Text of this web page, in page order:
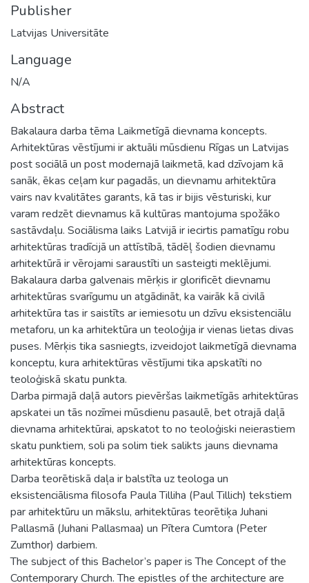
Publisher
Latvijas Universitāte
Language
N/A
Abstract
Bakalaura darba tēma Laikmetīgā dievnama koncepts.
Arhitektūras vēstījumi ir aktuāli mūsdienu Rīgas un Latvijas
post sociālā un post modernajā laikmetā, kad dzīvojam kā
sanāk, ēkas ceļam kur pagadās, un dievnamu arhitektūra
vairs nav kvalitātes garants, kā tas ir bijis vēsturiski, kur
varam redzēt dievnamus kā kultūras mantojuma spožāko
sastāvdaļu. Sociālisma laiks Latvijā ir iecirtis pamatīgu robu
arhitektūras tradīcijā un attīstībā, tādēļ šodien dievnamu
arhitektūrā ir vērojami saraustīti un sasteigti meklējumi.
Bakalaura darba galvenais mērķis ir glorificēt dievnamu
arhitektūras svarīgumu un atgādināt, ka vairāk kā civilā
arhitektūra tas ir saistīts ar iemiesotu un dzīvu eksistenciālu
metaforu, un ka arhitektūra un teoloģija ir vienas lietas divas
puses. Mērķis tika sasniegts, izveidojot laikmetīgā dievnama
konceptu, kura arhitektūras vēstījumi tika apskatīti no
teoloģiskā skatu punkta.
Darba pirmajā daļā autors pievēršas laikmetīgās arhitektūras
apskatei un tās nozīmei mūsdienu pasaulē, bet otrajā daļā
dievnama arhitektūrai, apskatot to no teoloģiski neierastiem
skatu punktiem, soli pa solim tiek salikts jauns dievnama
arhitektūras koncepts.
Darba teorētiskā daļa ir balstīta uz teologa un
eksistenciālisma filosofa Paula Tilliha (Paul Tillich) tekstiem
par arhitektūru un mākslu, arhitektūras teorētiķa Juhani
Pallasmā (Juhani Pallasmaa) un Pītera Cumtora (Peter
Zumthor) darbiem.
The subject of this Bachelor’s paper is The Concept of the
Contemporary Church. The epistles of the architecture are